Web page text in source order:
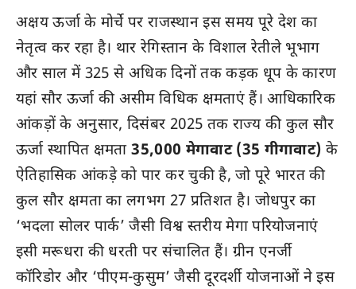
अक्षय ऊर्जा के मोर्चे पर राजस्थान इस समय पूरे देश का
नेतृत्व कर रहा है। थार रेगिस्तान के विशाल रेतीले भूभाग
और साल में 325 से अधिक दिनों तक कड़क धूप के कारण
यहां सौर ऊर्जा की असीम विधिक क्षमताएं हैं। आधिकारिक
आंकड़ों के अनुसार, दिसंबर 2025 तक राज्य की कुल सौर
ऊर्जा स्थापित क्षमता35,000 मेगावाट (35 गीगावाट) के
ऐतिहासिक आंकड़े को पार कर चुकी है, जो पूरे भारत की
कुल सौर क्षमता का लगभग 27 प्रतिशत है। जोधपुर का
‘भदला सोलर पार्क’ जैसी विश्व स्तरीय मेगा परियोजनाएं
इसी मरूधरा की धरती पर संचालित हैं। ग्रीन एनर्जी
कॉरिडोर और ‘पीएम-कुसुम’ जैसी दूरदर्शी योजनाओं ने इस